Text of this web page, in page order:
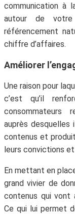
communication à
autour de
référencement
chiffre d’affaires.
Améliorer
Une raison pour
c’est qu’il
consommateurs
auprès desquelles
contenus et
leurs convictions
En mettant en
grand vivier de
contenus qui vont
Ce qui lui permet